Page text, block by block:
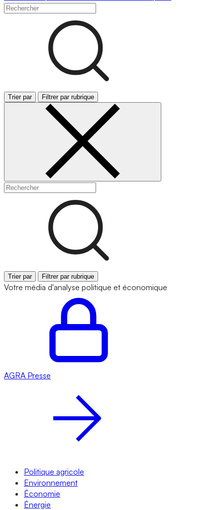
Trier par Filtrer par rubrique
Trier par Filtrer par rubrique
Votre média d'analyse politique et économique
AGRA Presse
Politique agricole
Environnement
Économie
Énergie